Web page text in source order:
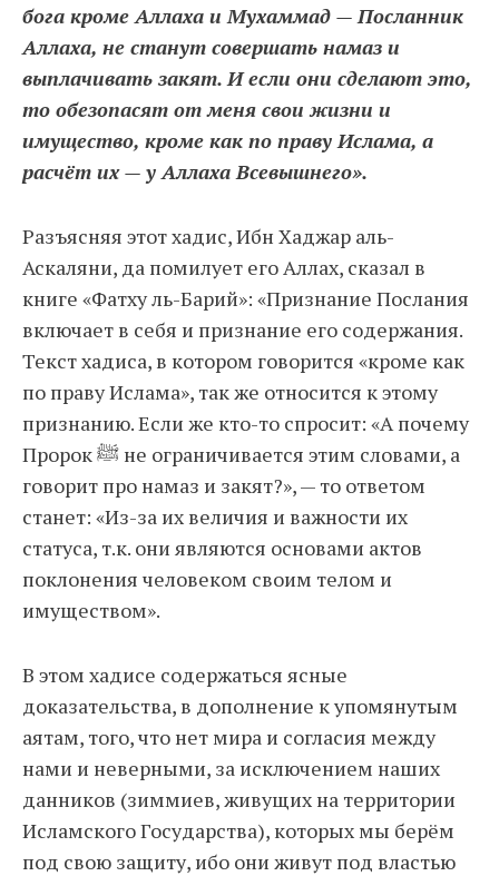
бога кроме Аллаха и Мухаммад — Посланник
Аллаха, не станут совершать намаз и
выплачивать закят. И если они сделают это,
то обезопасят от меня свои жизни и
имущество, кроме как по праву Ислама, а
расчёт их — у Аллаха Всевышнего».
Разъясняя этот хадис, Ибн Хаджар аль-
Аскаляни, да помилует его Аллах, сказал в
книге «Фатху ль-Барий»: «Признание Послания
включает в себя и признание его содержания.
Текст хадиса, в котором говорится «кроме как
по праву Ислама», так же относится к этому
признанию. Если же кто-то спросит: «А почему
Пророк ﷺ не ограничивается этим словами, а
говорит про намаз и закят?», — то ответом
станет: «Из-за их величия и важности их
статуса, т. к. они являются основами актов
поклонения человеком своим телом и
имуществом».
В этом хадисе содержаться ясные
доказательства, в дополнение к упомянутым
аятам, того, что нет мира и согласия между
нами и неверными, за исключением наших
данников (зиммиев, живущих на территории
Исламского Государства), которых мы берём
под свою защиту, ибо они живут под властью